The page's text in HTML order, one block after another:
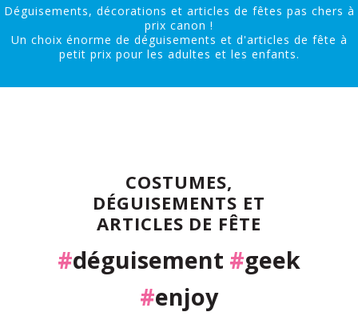
Déguisements, décorations et articles de fêtes pas chers à
prix canon !
Un choix énorme de déguisements et d'articles de fête à
petit prix pour les adultes et les enfants.
COSTUMES,
DÉGUISEMENTS ET
ARTICLES DE FÊTE
#déguisement #geek
#enjoy